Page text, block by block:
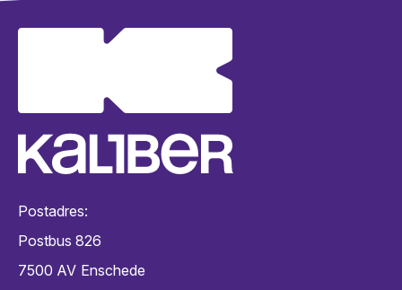
Postadres:
Postbus 826
7500 AV Enschede